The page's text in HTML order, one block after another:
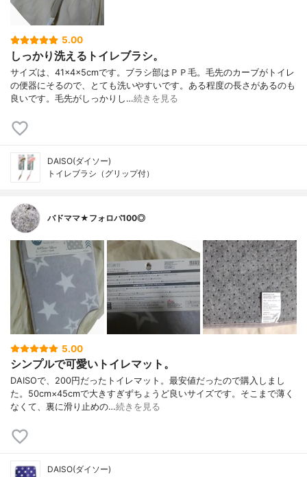
5.00
しっかり洗えるトイレブラシ。
サイズは、41×4×5cmです。ブラシ部はＰＰ毛。毛先のカーブがトイレ
の便器にそるので、とても洗いやすいです。ある程度の長さがあるのも
良いです。毛先がしっかりし…続きを見る
DAISO(ダイソー)
トイレブラシ（グリップ付）
バドママ★フォロバ100◎
5.00
シンプルで可愛いトイレマット。
DAISOで、200円だったトイレマット。最安値だったので購入しまし
た。50cm×45cmで大きすぎずちょうど良いサイズです。そこまで薄く
なくて、裏に滑り止めの…続きを見る
DAISO(ダイソー)